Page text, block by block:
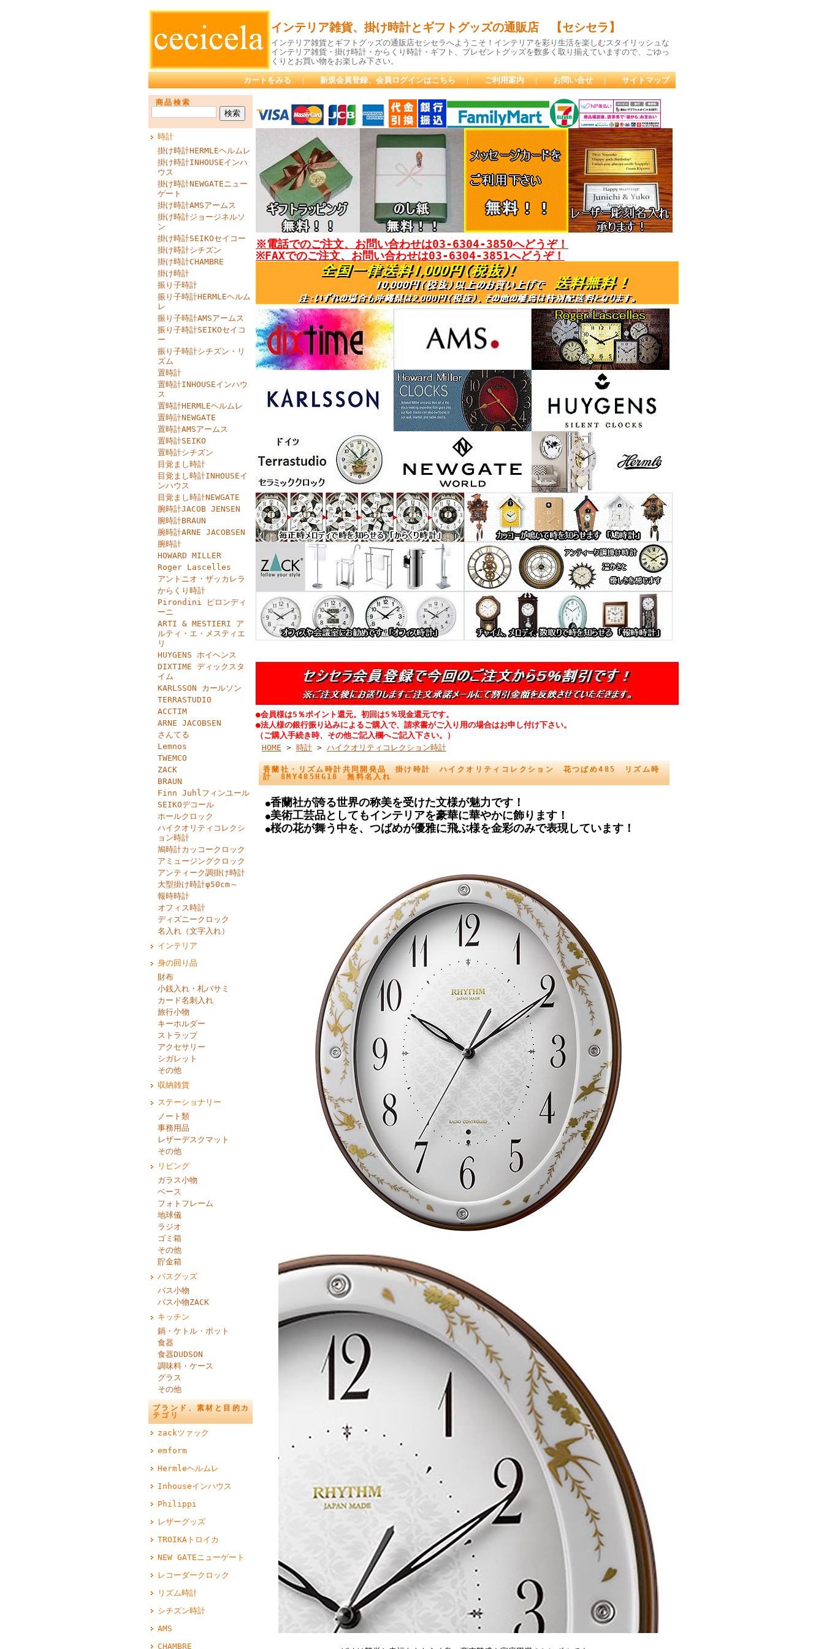
インテリア雑貨、掛け時計とギフトグッズの通販店 【セシセラ】
インテリア雑貨とギフトグッズの通販店セシセラへようこそ！インテリアを彩り生活を楽しむスタイリッシュな
インテリア雑貨・掛け時計・からくり時計・ギフト、プレゼントグッズを数多く取り揃えていますので、ごゆっ
くりとお買い物をお楽しみ下さい。
カートをみる ｜ 新規会員登録、会員ログインはこちら ｜ ご利用案内 ｜ お問い合せ ｜ サイトマップ
商品検索
時計
掛け時計HERMLEヘルムレ
掛け時計INHOUSEインハ
ウス
掛け時計NEWGATEニュー
ゲート
掛け時計AMSアームス
掛け時計ジョージネルソ
ン
掛け時計SEIKOセイコー
掛け時計シチズン
掛け時計CHAMBRE
掛け時計
振り子時計
振り子時計HERMLEヘルム
レ
振り子時計AMSアームス
振り子時計SEIKOセイコ
ー
振り子時計シチズン・リ
ズム
置時計
置時計INHOUSEインハウ
ス
置時計HERMLEヘルムレ
置時計NEWGATE
置時計AMSアームス
置時計SEIKO
置時計シチズン
目覚まし時計
目覚まし時計INHOUSEイ
ンハウス
目覚まし時計NEWGATE
腕時計JACOB JENSEN
腕時計BRAUN
腕時計ARNE JACOBSEN
腕時計
HOWARD MILLER
Roger Lascelles
アントニオ・ザッカレラ
からくり時計
Pirondini ピロンディ
ーニ
ARTI & MESTIERI ア
ルティ・エ・メスティエ
リ
HUYGENS ホイヘンス
DIXTIME ディックスタ
イム
KARLSSON カールソン
TERRASTUDIO
ACCTIM
ARNE JACOBSEN
さんてる
Lemnos
TWEMCO
ZACK
BRAUN
Finn Juhlフィンユール
SEIKOデコール
ホールクロック
ハイクオリティコレクシ
ョン時計
鳩時計カッコークロック
アミュージングクロック
アンティーク調掛け時計
大型掛け時計φ50cm～
報時時計
オフィス時計
ディズニークロック
名入れ（文字入れ）
インテリア
身の回り品
財布
小銭入れ・札バサミ
カード名刺入れ
旅行小物
キーホルダー
ストラップ
アクセサリー
シガレット
その他
収納雑貨
ステーショナリー
ノート類
事務用品
レザーデスクマット
その他
リビング
ガラス小物
ベース
フォトフレーム
地球儀
ラジオ
ゴミ箱
その他
貯金箱
バスグッズ
バス小物
バス小物ZACK
キッチン
鍋・ケトル・ポット
食器
食器DUDSON
調味料・ケース
グラス
その他
ブランド、素材と目的カ
テゴリ
zackツァック
emform
Hermleヘルムレ
Inhouseインハウス
Philippi
レザーグッズ
TROIKAトロイカ
NEW GATEニューゲート
レコーダークロック
リズム時計
シチズン時計
AMS
CHAMBRE
※電話でのご注文、お問い合わせは03-6304-3850へどうぞ！
※FAXでのご注文、お問い合わせは03-6304-3851へどうぞ！
●会員様は5％ポイント還元。初回は5％現金還元です。
●法人様の銀行振り込みによるご購入で、請求書がご入り用の場合はお申し付け下さい。
（ご購入手続き時、その他ご記入欄へご記入下さい。）
HOME > 時計 > ハイクオリティコレクション時計
香蘭社・リズム時計共同開発品 掛け時計 ハイクオリティコレクション 花つばめ485 リズム時
計 8MY485HG18 無料名入れ
●香蘭社が誇る世界の称美を受けた文様が魅力です！
●美術工芸品としてもインテリアを豪華に華やかに飾ります！
●桜の花が舞う中を、つばめが優雅に飛ぶ様を金彩のみで表現しています！